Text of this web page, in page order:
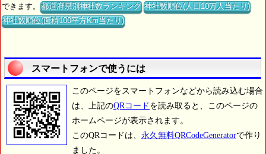
できます。都道府県別神社数ランキング 神社数順位(人口10万人当たり)
神社数順位(面積100平方Km当たり)
スマートフォンで使うには
このページをスマートフォンなどから読み込む場合
は、上記のQRコード を読み取ると、このページの
ホームページが表示されます。
このQRコードは、 永久無料QRCodeGeneratorで作り
ました。